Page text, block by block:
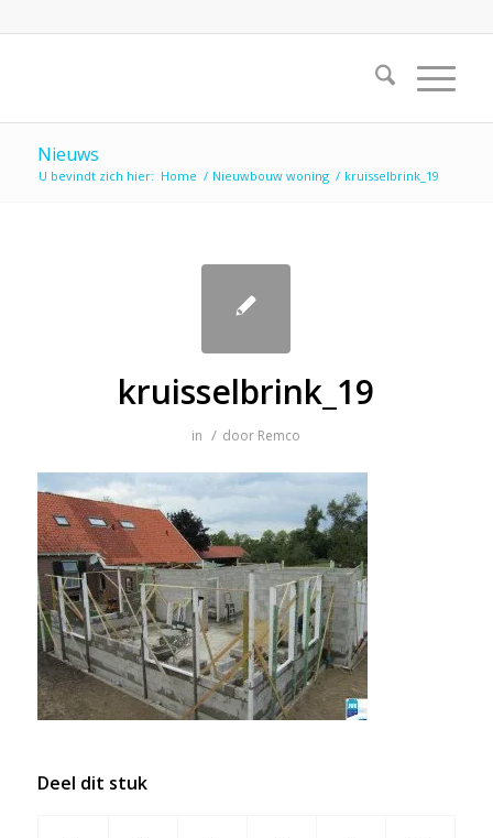
Nieuws
U bevindt zich hier: Home / Nieuwbouw woning / kruisselbrink_19
kruisselbrink_19
in / door Remco
Deel dit stuk